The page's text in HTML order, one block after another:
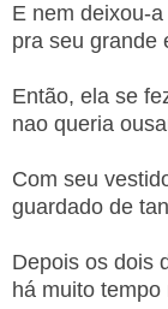
E nem deixou-
pra seu grande
Então, ela se
nao queria
Com seu
guardado de
Depois os dois
há muito